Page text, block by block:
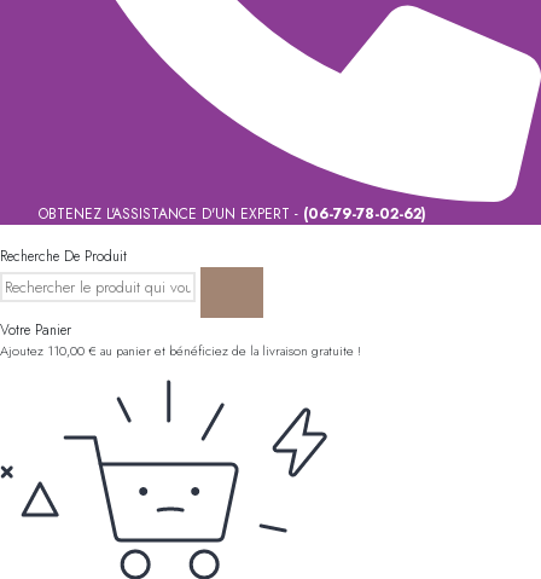
OBTENEZ L'ASSISTANCE D'UN EXPERT - (06-79-78-02-62)
Recherche De Produit
Votre Panier
Ajoutez 110,00€ au panier et bénéficiez de la livraison gratuite !